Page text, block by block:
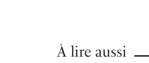
À lire aussi